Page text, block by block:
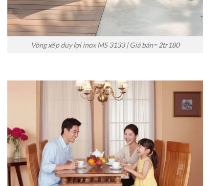
Võng xếp duy lợi inox MS 3133 | Giá bán= 2tr180